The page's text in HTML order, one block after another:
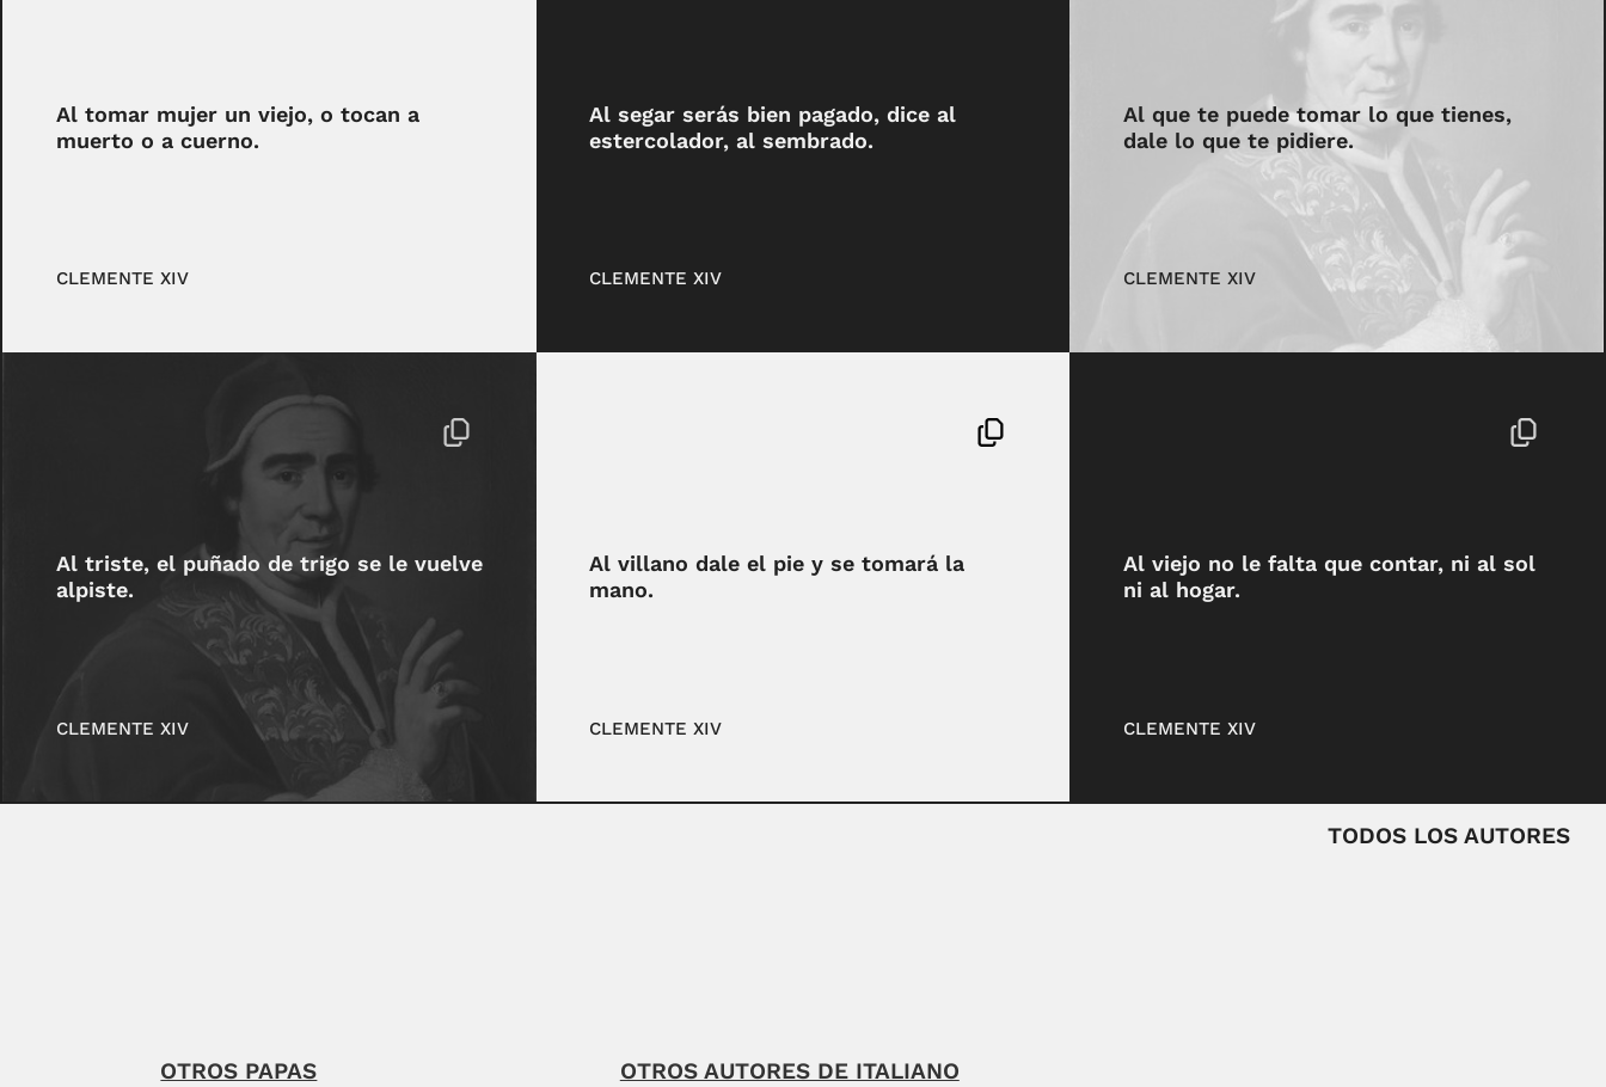
Al tomar mujer un viejo, o tocan a
muerto o a cuerno.
CLEMENTE XIV
Al segar serás bien pagado, dice al
estercolador, al sembrado.
CLEMENTE XIV
Al que te puede tomar lo que tienes,
dale lo que te pidiere.
CLEMENTE XIV
Al triste, el puñado de trigo se le vuelve
alpiste.
CLEMENTE XIV
Al villano dale el pie y se tomará la
mano.
CLEMENTE XIV
Al viejo no le falta que contar, ni al sol
ni al hogar.
CLEMENTE XIV
TODOS LOS AUTORES
OTROS PAPAS OTROS AUTORES DE ITALIANO